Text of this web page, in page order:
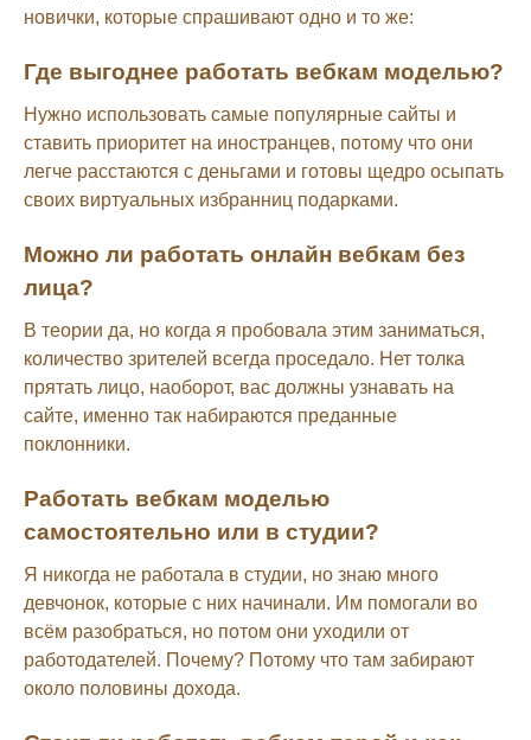
новички, которые спрашивают одно и то же:
Где выгоднее работать вебкам моделью?
Нужно использовать самые популярные сайты и
ставить приоритет на иностранцев, потому что они
легче расстаются с деньгами и готовы щедро осыпать
своих виртуальных избранниц подарками.
Можно ли работать онлайн вебкам без
лица?
В теории да, но когда я пробовала этим заниматься,
количество зрителей всегда проседало. Нет толка
прятать лицо, наоборот, вас должны узнавать на
сайте, именно так набираются преданные
поклонники.
Работать вебкам моделью
самостоятельно или в студии?
Я никогда не работала в студии, но знаю много
девчонок, которые с них начинали. Им помогали во
всём разобраться, но потом они уходили от
работодателей. Почему? Потому что там забирают
около половины дохода.